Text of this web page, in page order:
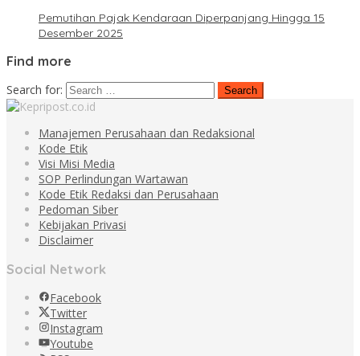
Pemutihan Pajak Kendaraan Diperpanjang Hingga 15
Desember 2025
Find more
Search for:
Manajemen Perusahaan dan Redaksional
Kode Etik
Visi Misi Media
SOP Perlindungan Wartawan
Kode Etik Redaksi dan Perusahaan
Pedoman Siber
Kebijakan Privasi
Disclaimer
Social Network
Facebook
Twitter
Instagram
Youtube